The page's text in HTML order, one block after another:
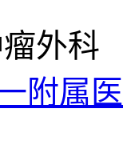
外科
附属